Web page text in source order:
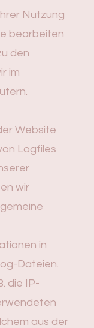
Nutzung
bearbeiten
den
im
Website
Logfiles
wir
in
Dateien.
die IP-
aus der